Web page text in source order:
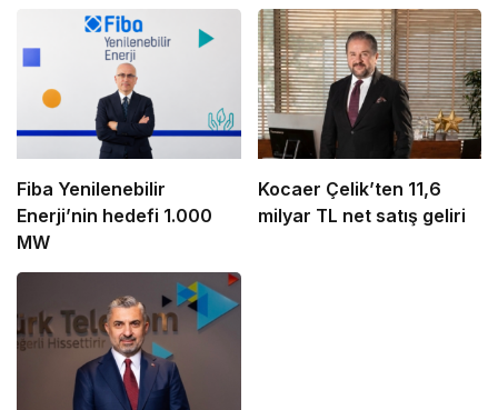
Fiba Yenilenebilir
Enerji’nin hedefi 1.000
MW
Kocaer Çelik’ten 11,6
milyar TL net satış geliri